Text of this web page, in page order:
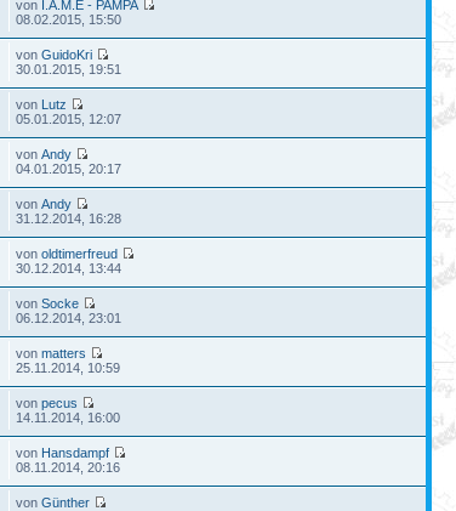
von I.A.M.E - PAMPA
08.02.2015, 15:50
vonGuidoKri
30.01.2015, 19:51
von Lutz
05.01.2015, 12:07
vonAndy
04.01.2015, 20:17
vonAndy
31.12.2014, 16:28
vonoldtimerfreud
30.12.2014, 13:44
vonSocke
06.12.2014, 23:01
vonmatters
25.11.2014, 10:59
vonpecus
14.11.2014, 16:00
von Hansdampf
08.11.2014, 20:16
vonGünther